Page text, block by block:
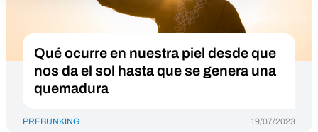
Qué ocurre en nuestra piel desde que
nos da el sol hasta que se genera una
quemadura
PREBUNKING 19/07/2023